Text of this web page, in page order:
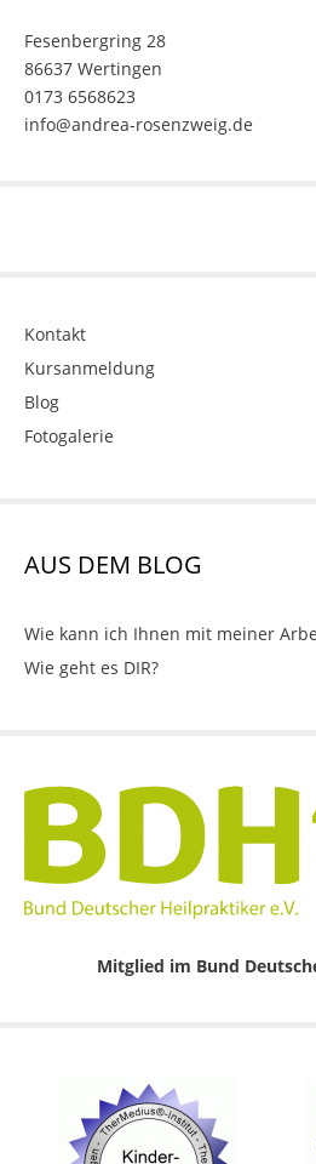
Fesenbergring 28
86637 Wertingen
0173 6568623
info@andrea-rosenzweig.de
Kontakt
Kursanmeldung
Blog
Fotogalerie
AUS DEM BLOG
Wie kann ich Ihnen mit meiner
Wie geht es DIR?
Mitglied im Bund